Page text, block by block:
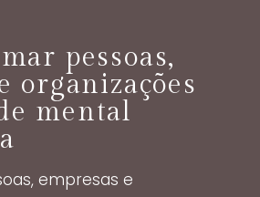
pessoas,
organizações
mental
empresas e